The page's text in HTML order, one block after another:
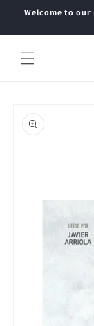
Skip to
Welcome to
product
information